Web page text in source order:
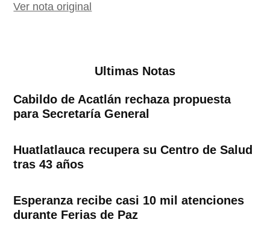
Ver nota original
Ultimas Notas
Cabildo de Acatlán rechaza propuesta
para Secretaría General
Huatlatlauca recupera su Centro de Salud
tras 43 años
Esperanza recibe casi 10 mil atenciones
durante Ferias de Paz